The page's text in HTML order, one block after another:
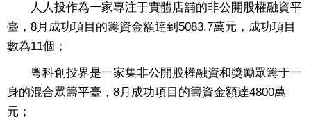
人人投作為一家專注于實體店舖的非公開股權融資平
臺，8月成功項目的籌資金額達到5083.7萬元，成功項目
數為11個；
粵科創投界是一家集非公開股權融資和獎勵眾籌于一
身的混合眾籌平臺，8月成功項目的籌資金額達4800萬
元；